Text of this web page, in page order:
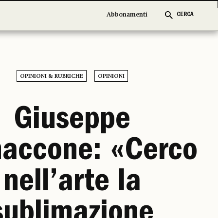
Abbonamenti CERCA
Abbonamenti CERCA
OPINIONI & RUBRICHE OPINIONI
Giuseppe
«Cerco
nell’arte la